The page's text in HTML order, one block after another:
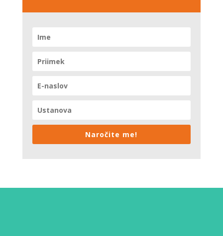
Naročite me!